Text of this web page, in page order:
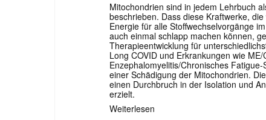
Mitochondrien sind in jedem Lehrbuch
beschrieben. Dass diese Kraftwerke,
Energie für alle Stoffwechselvorgänge
auch einmal schlapp machen können,
Therapieentwicklung für
Long COVID und Erkrankungen wie
Enzephalomyelitis/Chronisches
einer Schädigung der Mitochondrien.
einen Durchbruch in der Isolation und
erzielt.
Weiterlesen